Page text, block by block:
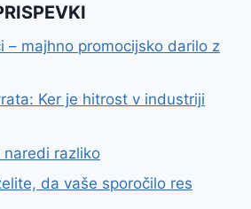
– majhno promocijsko darilo z
Ker je hitrost v industriji
naredi razliko
da vaše sporočilo res